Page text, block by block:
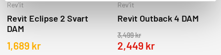
Rev'it
Revìt Eclipse 2 Svart
DAM
1,689 kr
Rev'it
Revìt Outback 4 DAM
3,499kr
2,449 kr